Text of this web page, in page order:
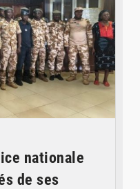
nationale
de ses